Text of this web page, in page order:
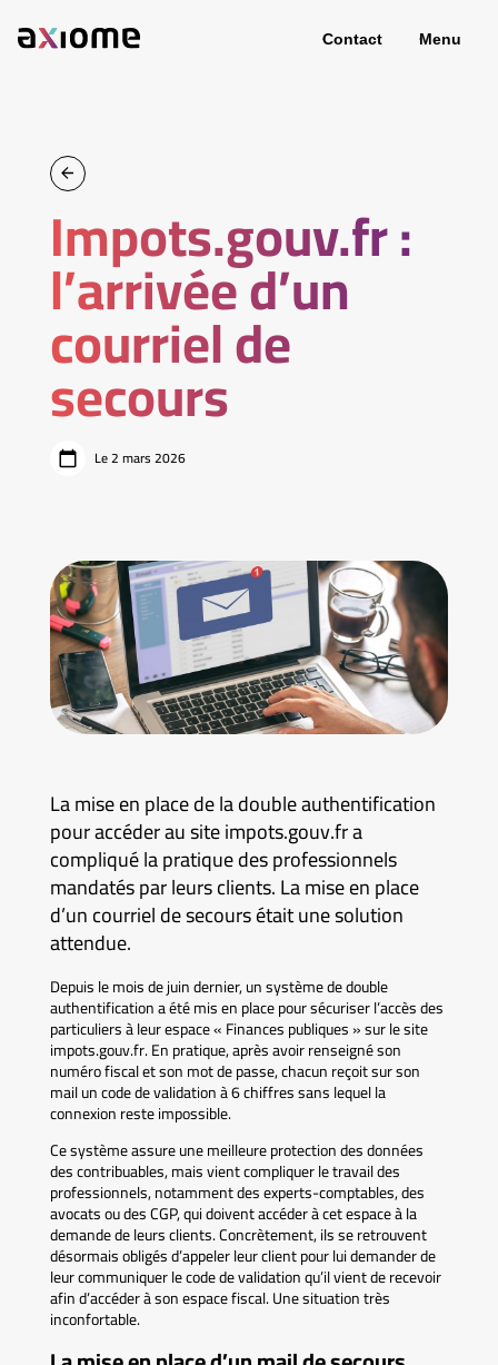
Contact Menu
Impots.gouv.fr :
l’arrivée d’un
courriel de
secours
Le 2 mars 2026
La mise en place de la double authentification
pour accéder au site impots.gouv.fr a
compliqué la pratique des professionnels
mandatés par leurs clients. La mise en place
d’un courriel de secours était une solution
attendue.
Depuis le mois de juin dernier, un système de double
authentification a été mis en place pour sécuriser l’accès des
particuliers à leur espace « Finances publiques » sur le site
impots.gouv.fr. En pratique, après avoir renseigné son
numéro fiscal et son mot de passe, chacun reçoit sur son
mail un code de validation à 6 chiffres sans lequel la
connexion reste impossible.
Ce système assure une meilleure protection des données
des contribuables, mais vient compliquer le travail des
professionnels, notamment des experts-comptables, des
avocats ou des CGP, qui doivent accéder à cet espace à la
demande de leurs clients. Concrètement, ils se retrouvent
désormais obligés d’appeler leur client pour lui demander de
leur communiquer le code de validation qu’il vient de recevoir
afin d’accéder à son espace fiscal. Une situation très
inconfortable.